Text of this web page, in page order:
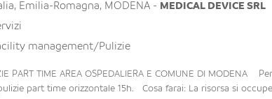
, Emilia-Romagna, MODENA - MEDICAL DEVICE SRL
management/Pulizie
PART TIME AREA OSPEDALIERA E COMUNE DI
part time orizzontale 15h. Cosa farai: La risorsa si